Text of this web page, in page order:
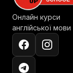
Онлайн курси
англійської мови